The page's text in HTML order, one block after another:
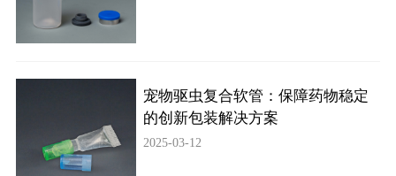
宠物驱虫复合软管：保障药物稳定
的创新包装解决方案
2025-03-12